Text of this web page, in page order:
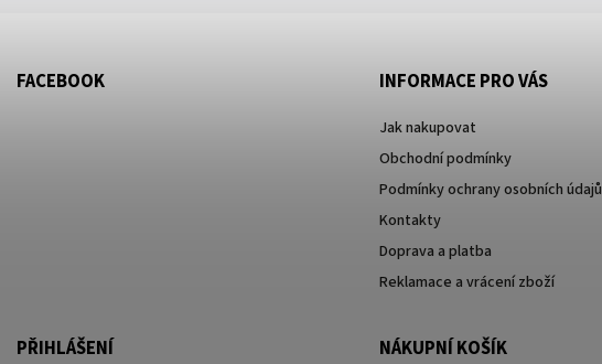
FACEBOOK INFORMACE PRO VÁS
Jak nakupovat
Obchodní podmínky
Podmínky ochrany osobních údajů
Kontakty
Doprava a platba
Reklamace a vrácení zboží
PŘIHLÁŠENÍ NÁKUPNÍ KOŠÍK